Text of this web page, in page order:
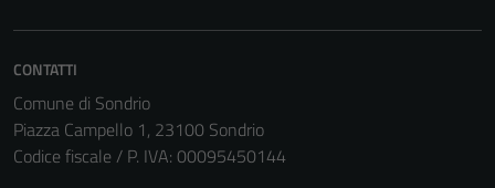
CONTATTI
Comune di Sondrio
Piazza Campello 1, 23100 Sondrio
Codice fiscale / P. IVA: 00095450144